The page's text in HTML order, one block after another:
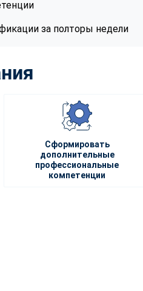
за полторы недели
Сформировать
дополнительные
профессиональные
компетенции